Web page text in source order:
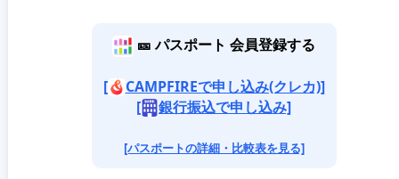
🎫 パスポート 会員登録する
[
CAMPFIREで申し込み(クレカ)]
[
銀行振込で申し込み]
[パスポートの詳細・比較表を見る]